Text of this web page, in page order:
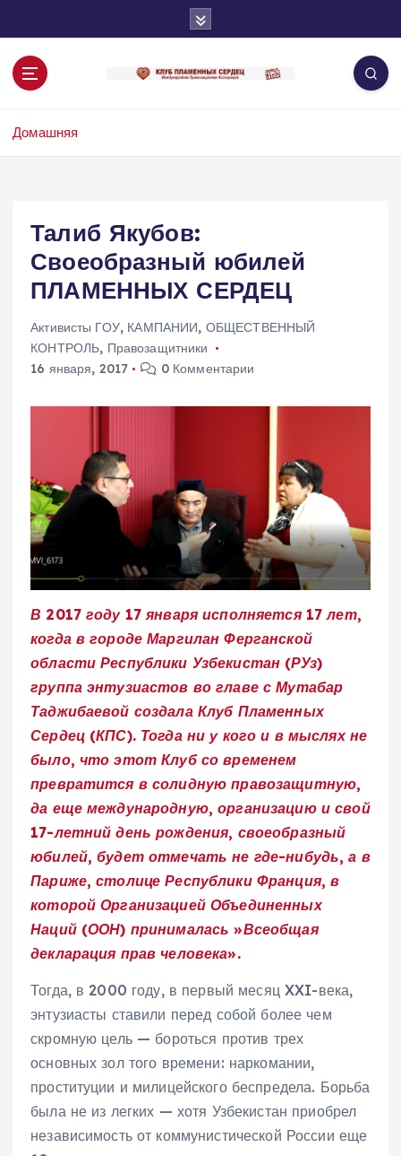
к
Домашняя
Талиб Якубов:
Своеобразный юбилей
ПЛАМЕННЫХ СЕРДЕЦ
Активисты ГОУ, КАМПАНИИ, ОБЩЕСТВЕННЫЙ
КОНТРОЛЬ, Правозащитники
16 января, 2017
0 Комментарии
В 2017 году 17 января исполняется 17 лет,
когда в городе Маргилан Ферганской
области Республики Узбекистан (РУз)
группа энтузиастов во главе с Мутабар
Таджибаевой создала Клуб Пламенных
Сердец (КПС). Тогда ни у кого и в мыслях не
было, что этот Клуб со временем
превратится в солидную правозащитную,
да еще международную, организацию и свой
17-летний день рождения, своеобразный
юбилей, будет отмечать не где-нибудь, а в
Париже, столице Республики Франция, в
которой Организацией Объединенных
Наций (ООН) принималась »Всеобщая
декларация прав человека».
Тогда, в 2000 году, в первый месяц XXI-века,
энтузиасты ставили перед собой более чем
скромную цель — бороться против трех
основных зол того времени: наркомании,
проституции и милицейского беспредела. Борьба
была не из легких — хотя Узбекистан приобрел
независимость от коммунистической России еще